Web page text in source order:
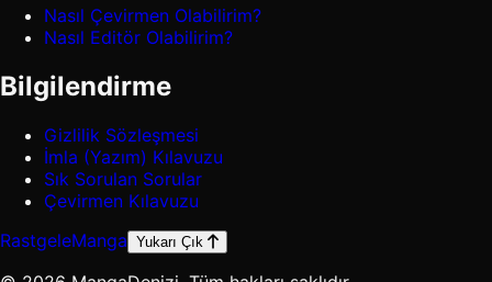
Nasıl Çevirmen Olabilirim?
Nasıl Editör Olabilirim?
Bilgilendirme
Gizlilik Sözleşmesi
İmla (Yazım) Kılavuzu
Sık Sorulan Sorular
Çevirmen Kılavuzu
RastgeleManga Yukarı Çık